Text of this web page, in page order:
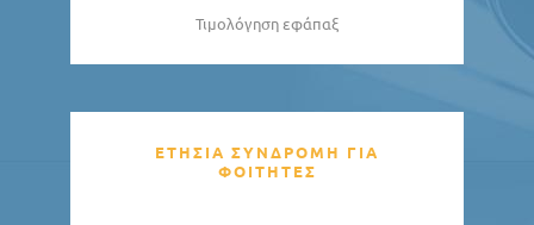
Τιμολόγηση εφάπαξ
ΕΤΗΣΙΑ ΣΥΝΔΡΟΜΗ ΓΙΑ
ΦΟΙΤΗΤΕΣ